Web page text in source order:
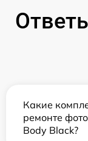
Какие
ремонте
Body Black?